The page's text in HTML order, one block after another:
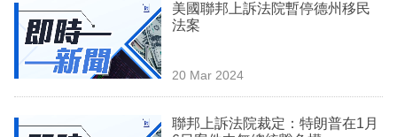
場
生
美國聯邦上訴法院暫停德州移民
法案
20 Mar 2024
聯邦上訴法院裁定：特朗普在1月